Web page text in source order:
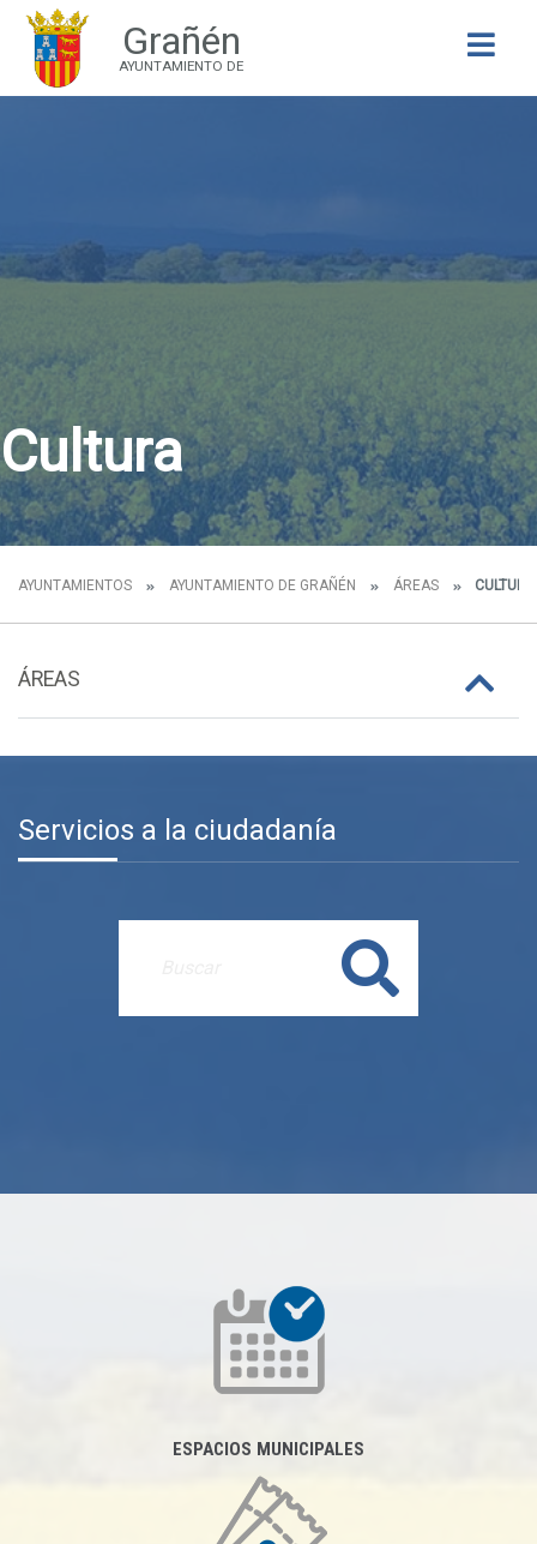
Grañén
AYUNTAMIENTO DE
Cultura
AYUNTAMIENTOS AYUNTAMIENTO DE GRAÑÉN ÁREAS CULTURA
ÁREAS
Servicios a la ciudadanía
Buscar
ESPACIOS MUNICIPALES